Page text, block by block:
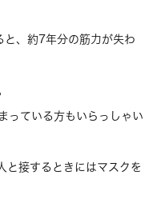
と、約7年分の筋力が失わ
っている方もいらっしゃい
と接するときにはマスクを